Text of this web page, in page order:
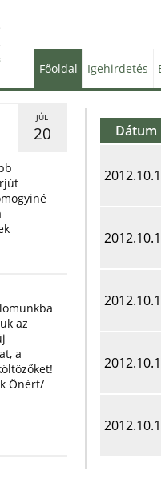
Főoldal Igehirdetés
JÚL
20
az
a
Önért/
Dátum